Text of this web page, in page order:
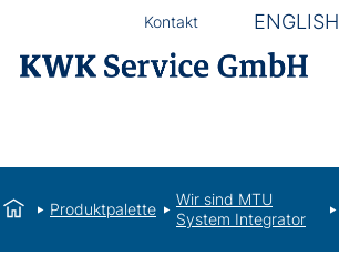
ENGLISH
Kontakt
Produktpalette
Wir sind MTU
System Integrator